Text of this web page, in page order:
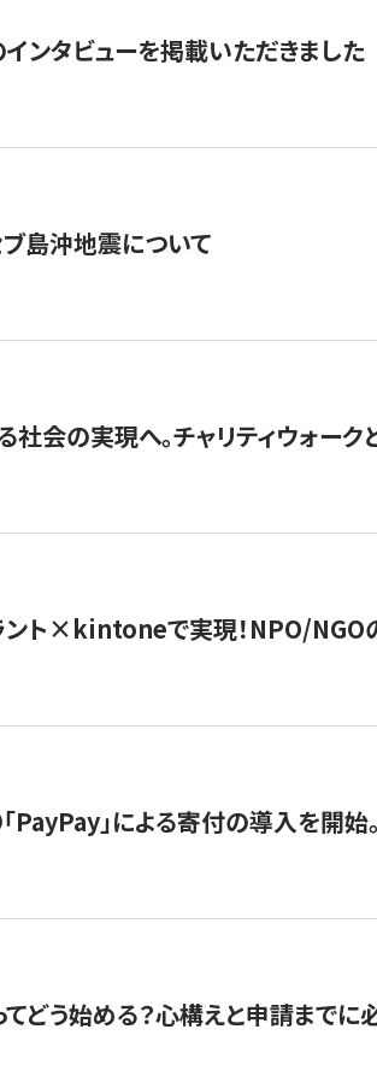
ンタビューを掲載いただきました
島沖地震について
社会の実現へ。チャリティウォー
ント×kintoneで実現！NPO/NGO
PayPay」による寄付の導入を開始
てどう始める？心構えと申請まで